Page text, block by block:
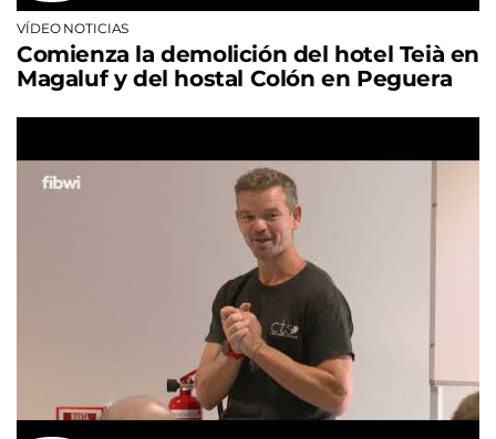
VÍDEO NOTICIAS
Comienza la demolición del hotel Teià en
Magaluf y del hostal Colón en Peguera